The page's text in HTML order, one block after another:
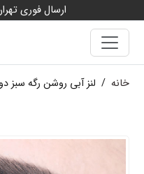
ارسال فوری
خانه / لنز آبی روشن رگه سبز